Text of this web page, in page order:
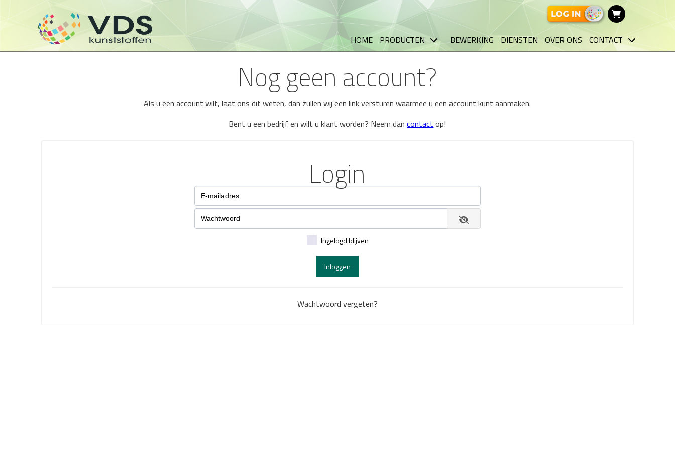
HOME PRODUCTEN BEWERKING DIENSTEN OVER ONS CONTACT
Nog geen account?
Als u een account wilt, laat ons dit weten, dan zullen wij een link versturen waarmee u een account kunt aanmaken.
Bent u een bedrijf en wilt u klant worden? Neem dancontact op!
Login
Ingelogd blijven
Inloggen
Wachtwoord vergeten?